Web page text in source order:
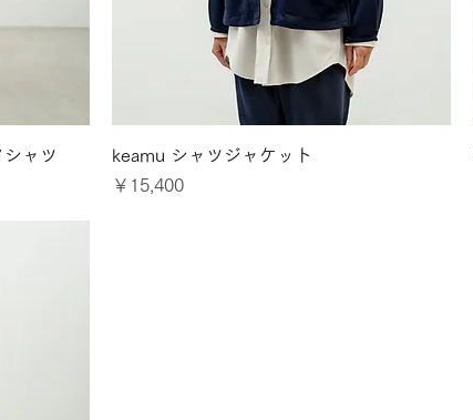
ャツ
クイックビュー
keamu シャツジャケット
価格
￥15,400